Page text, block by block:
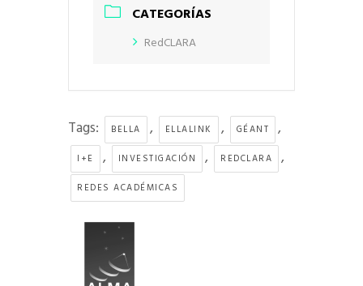
CATEGORÍAS
RedCLARA
Tags: BELLA , ELLALINK , GÉANT ,
I+E , INVESTIGACIÓN , REDCLARA ,
REDES ACADÉMICAS